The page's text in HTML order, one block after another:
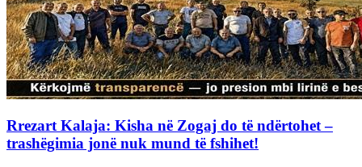
Rrezart Kalaja: Kisha në Zogaj do të ndërtohet –
trashëgimia jonë nuk mund të fshihet!